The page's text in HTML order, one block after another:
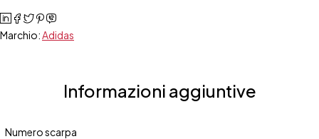
Marchio:Adidas
Informazioni aggiuntive
Numero scarpa